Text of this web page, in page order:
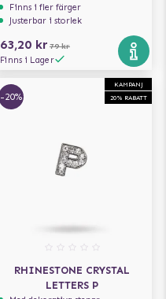
Finns i fler färger
Justerbar i storlek
63,20 kr 79 kr
Finns i Lager
KAMPANJ
20% RABATT
-20%
RHINESTONE CRYSTAL
LETTERS P